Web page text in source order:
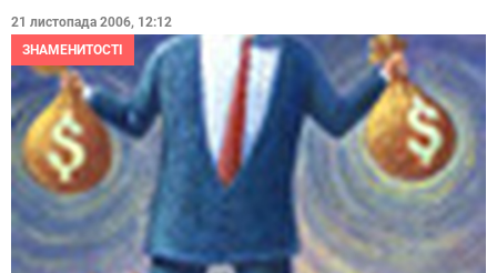
21 листопада 2006, 12:12
ЗНАМЕНИТОСТІ